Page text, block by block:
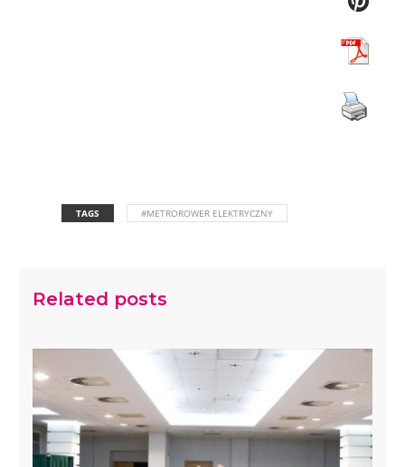
TAGS #METROROWER ELEKTRYCZNY
Related posts